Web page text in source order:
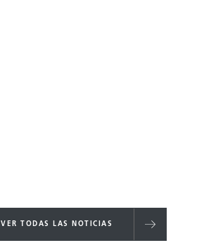
VER TODAS LAS NOTICIAS